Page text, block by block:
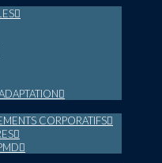
CORPORATIFS